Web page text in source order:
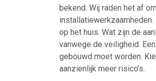
bekend. Wij raden het af
op het huis. Wat zijn de
vanwege de veiligheid.
gebouwd moet worden.
aanzienlijk meer risico’s.